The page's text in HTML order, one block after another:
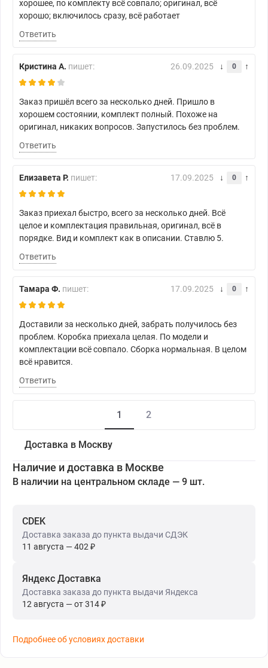
хорошее, по комплекту всё совпало; оригинал, всё
хорошо; включилось сразу, всё работает
Ответить
Кристина А. пишет: 26.09.2025 0
Заказ пришёл всего за несколько дней. Пришло в
хорошем состоянии, комплект полный. Похоже на
оригинал, никаких вопросов. Запустилось без проблем.
Ответить
Елизавета Р. пишет: 17.09.2025 0
Заказ приехал быстро, всего за несколько дней. Всё
целое и комплектация правильная, оригинал, всё в
порядке. Вид и комплект как в описании. Ставлю 5.
Ответить
Тамара Ф. пишет: 17.09.2025 0
Доставили за несколько дней, забрать получилось без
проблем. Коробка приехала целая. По модели и
комплектации всё совпало. Сборка нормальная. В целом
всё нравится.
Ответить
1 2
Доставка в Москву
Наличие и доставка в Москве
В наличии на центральном складе — 9 шт.
CDEK
Доставка заказа до пункта выдачи СДЭК
11 августа — 402 ₽
Яндекс Доставка
Доставка заказа до пункта выдачи Яндекса
12 августа — от 314 ₽
Подробнее об условиях доставки